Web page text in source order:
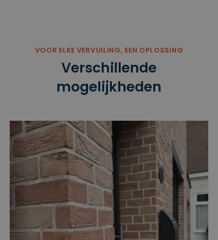
VOOR ELKE VERVUILING, EEN OPLOSSING
Verschillende
mogelijkheden